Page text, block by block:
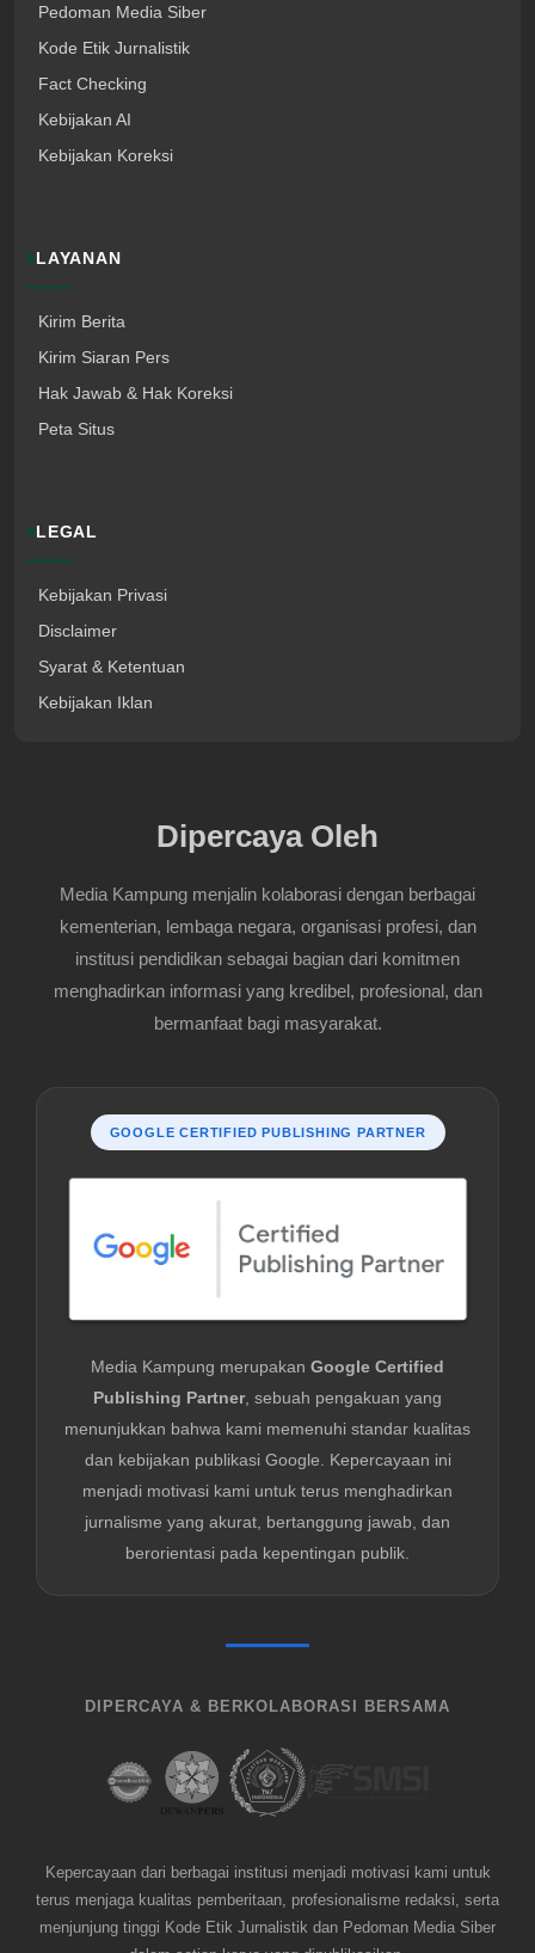
Pedoman Media Siber
Kode Etik Jurnalistik
Fact Checking
Kebijakan AI
Kebijakan Koreksi
LAYANAN
Kirim Berita
Kirim Siaran Pers
Hak Jawab & Hak Koreksi
Peta Situs
LEGAL
Kebijakan Privasi
Disclaimer
Syarat & Ketentuan
Kebijakan Iklan
Dipercaya Oleh
Media Kampung menjalin kolaborasi dengan berbagai
kementerian, lembaga negara, organisasi profesi, dan
institusi pendidikan sebagai bagian dari komitmen
menghadirkan informasi yang kredibel, profesional, dan
bermanfaat bagi masyarakat.
GOOGLE CERTIFIED PUBLISHING PARTNER
Media Kampung merupakan Google Certified
Publishing Partner, sebuah pengakuan yang
menunjukkan bahwa kami memenuhi standar kualitas
dan kebijakan publikasi Google. Kepercayaan ini
menjadi motivasi kami untuk terus menghadirkan
jurnalisme yang akurat, bertanggung jawab, dan
berorientasi pada kepentingan publik.
DIPERCAYA & BERKOLABORASI BERSAMA
Kepercayaan dari berbagai institusi menjadi motivasi kami untuk
terus menjaga kualitas pemberitaan, profesionalisme redaksi, serta
menjunjung tinggi Kode Etik Jurnalistik dan Pedoman Media Siber